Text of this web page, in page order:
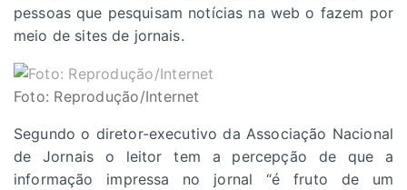
pessoas que pesquisam notícias na web o fazem por
meio de sites de jornais.
Foto: Reprodução/Internet
Segundo o diretor-executivo da Associação Nacional
de Jornais o leitor tem a percepção de que a
informação impressa no jornal “é fruto de um